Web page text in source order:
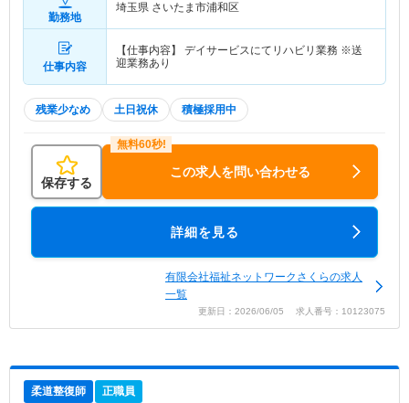
勤務地
埼玉県 さいたま市浦和区
仕事内容
【仕事内容】 デイサービスにてリハビリ業務 ※送
迎業務あり
残業少なめ 土日祝休 積極採用中
保存する
この求人を問い合わせる
詳細を見る
有限会社福祉ネットワークさくらの求人
一覧
更新日：2026/06/05 求人番号：10123075
柔道整復師 正職員